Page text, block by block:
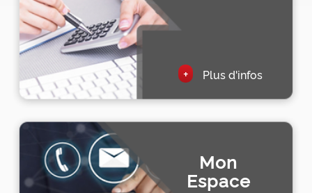
+ Plus d'infos
Mon
Espace